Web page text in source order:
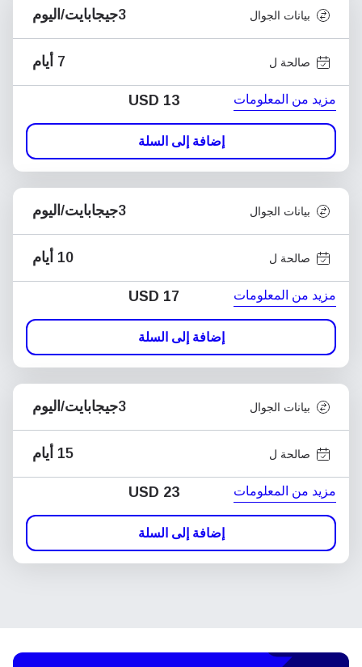
بيانات الجوال 3جيجابايت/اليوم
صالحة ل 7 أيام
مزيد من المعلومات USD 13
إضافة إلى السلة
بيانات الجوال 3جيجابايت/اليوم
صالحة ل 10 أيام
مزيد من المعلومات USD 17
إضافة إلى السلة
بيانات الجوال 3جيجابايت/اليوم
صالحة ل 15 أيام
مزيد من المعلومات USD 23
إضافة إلى السلة